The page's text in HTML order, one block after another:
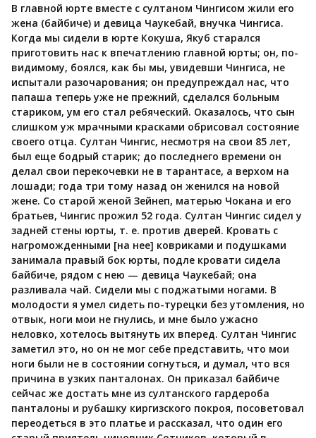
В главной юрте вместе с султаном Чингисом жили его
жена (байбиче) и девица Чаукебай, внучка Чингиса.
Когда мы сидели в юрте Кокуша, Якуб старался
приготовить нас к впечатлению главной юрты; он, по-
видимому, боялся, как бы мы, увидевши Чингиса, не
испытали разочарования; он предупреждал нас, что
папаша теперь уже не прежний, сделался больным
стариком, ум его стал ребяческий. Оказалось, что сын
слишком уж мрачными красками обрисовал состояние
своего отца. Султан Чингис, несмотря на свои 85 лет,
был еще бодрый старик; до последнего времени он
делал свои перекочевки не в тарантасе, а верхом на
лошади; года три тому назад он женился на новой
жене. Со старой женой Зейнеп, матерью Чокана и его
братьев, Чингис прожил 52 года. Султан Чингис сидел у
задней стены юрты, т. е. против дверей. Кровать с
нагроможденными [на нее] ковриками и подушками
занимала правый бок юрты, подле кровати сидела
байбиче, рядом с нею — девица Чаукебай; она
разливала чай. Сидели мы с поджатыми ногами. В
молодости я умел сидеть по-турецки без утомления, но
отвык, ноги мои не гнулись, и мне было ужасно
неловко, хотелось вытянуть их вперед. Султан Чингис
заметил это, но он не мог себе представить, что мои
ноги были не в состоянии согнуться, и думал, что вся
причина в узких панталонах. Он приказал байбиче
сейчас же достать мне из султанского гардероба
панталоны и рубашку киргизского покроя, посоветовал
переодеться в это платье и рассказал, что один его